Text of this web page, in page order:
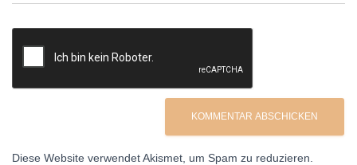
Diese Website verwendet Akismet, um Spam zu reduzieren.